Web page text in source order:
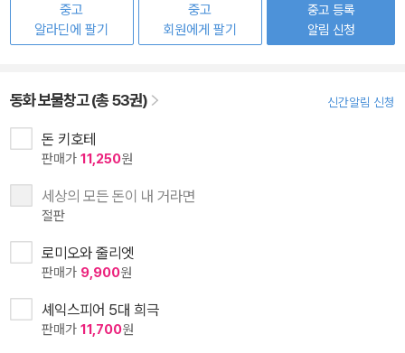
중고
알라딘에 팔기
중고
회원에게 팔기
중고 등록
알림 신청
동화 보물창고 (총 53권) 신간알림 신청
돈 키호테
판매가 11,250원
세상의 모든 돈이 내 거라면
절판
로미오와 줄리엣
판매가 9,900원
셰익스피어 5대 희극
판매가 11,700원